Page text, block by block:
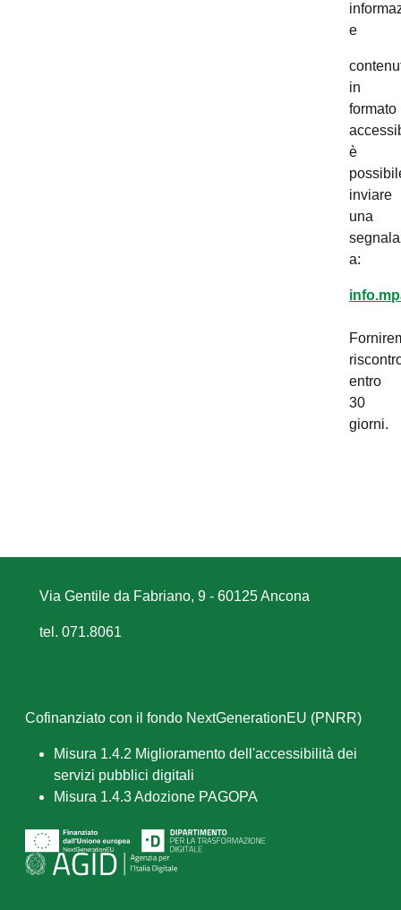
e
in
formato
è
inviare
una
a:
entro
30
giorni.
Via Gentile da Fabriano, 9 - 60125 Ancona
tel. 071.8061
Cofinanziato con il fondo NextGenerationEU (PNRR)
Misura 1.4.2 Miglioramento dell'accessibilità dei
servizi pubblici digitali
Misura 1.4.3 Adozione PAGOPA